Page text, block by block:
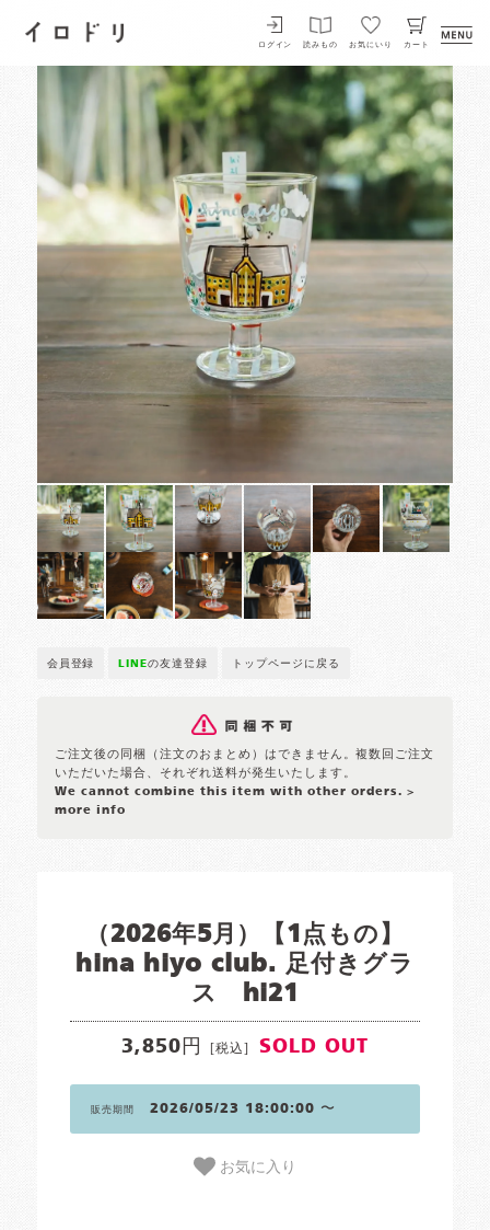
イロドリ
ログイン 読みもの お気にいり カート
会員登録 LINEの友達登録 トップページに戻る
ご注文後の同梱（注文のおまとめ）はできません。複数回ご注文
いただいた場合、それぞれ送料が発生いたします。
We cannot combine this item with other orders. >
more info
（2026年5月）【1点もの】
hina hiyo club. 足付きグラ
ス hi21
3,850円 [税込] SOLD OUT
販売期間 2026/05/23 18:00:00 〜
お気に入り